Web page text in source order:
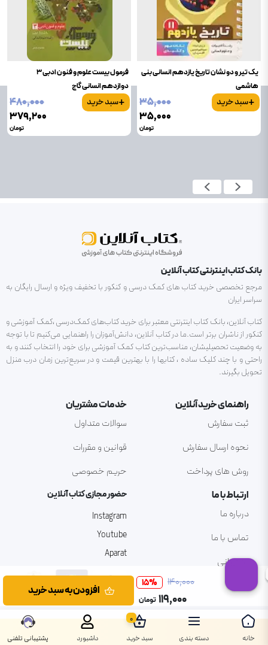
۱۴۰٬۰۰۰ 15%
۱۱۹٬۰۰۰ تومان
افزودن به سبد خرید
یک تیر و دو نشان تاریخ یازدهم انسانی بنی
هاشمی
+سبد خرید
۳۵٬۰۰۰
۳۵٬۰۰۰
تومان
فرمول بیست علوم و فنون ادبی 3
دوازدهم انسانی گاج
+سبد خرید
۴۸۰٬۰۰۰
۳۷۹٬۲۰۰
تومان
بانک کتاب اینترنتی کتاب آنلاین
مرجع تخصصی خرید کتاب های کمک درسی و کنکور با تخفیف ویژه و ارسال رایگان به
سراسر ایران
کتاب آنلاین، بانک کتاب اینترنتی معتبر برای خرید کتاب‌های کمک‌درسی ،کمک آموزشی و
کنکور از ناشران برتر است.ما در کتاب آنلاین، دانش‌آموزان را راهنمایی می‌کنیم تا با توجه
به وضعیت تحصیلیشان، مناسب‌ترین کتاب کمک آموزشی برای خود را انتخاب کنند و به
راحتی و با چند کلیک ساده ، کتابها را با بهترین قیمت و در سریع‌ترین زمان درب منزل
تحویل بگیرند.
راهنمای خرید آنلاین
ثبت سفارش
نحوه ارسال سفارش
روش های پرداخت
خدمات مشتریان
سوالات متداول
قوانین و مقررات
حریم خصوصی
ارتباط با ما
درباره ما
تماس با ما
پشتیبانی
حضور مجازی کتاب آنلاین
Instagram
Youtube
Aparat
خانه دسته بندی
0
سبد خرید
داشبورد پشتیبانی تلفنی